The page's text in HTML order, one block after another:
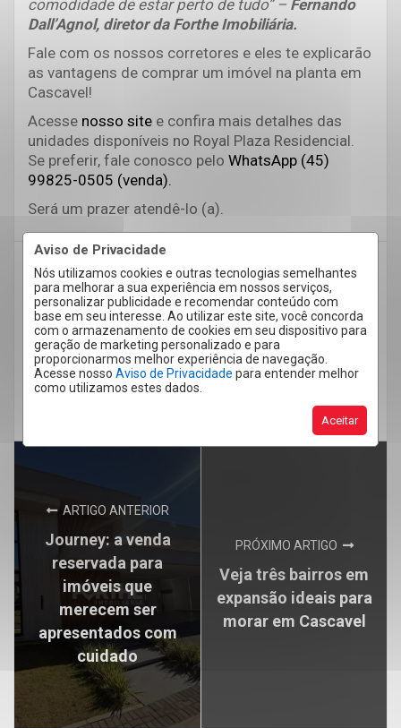
Aviso de Privacidade
Nós utilizamos cookies e outras tecnologias semelhantes
para melhorar a sua experiência em nossos serviços,
personalizar publicidade e recomendar conteúdo com
base em seu interesse. Ao utilizar este site, você concorda
com o armazenamento de cookies em seu dispositivo para
geração de marketing personalizado e para
proporcionarmos melhor experiência de navegação.
Acesse nosso Aviso de Privacidade para entender melhor
como utilizamos estes dados.
Aceitar
comodidade de estar perto de tudo” – Fernando
Dall’Agnol, diretor da Forthe Imobiliária.
Fale com os nossos corretores e eles te explicarão
as vantagens de comprar um imóvel na planta em
Cascavel!
Acesse nosso site e confira mais detalhes das
unidades disponíveis no Royal Plaza Residencial.
Se preferir, fale conosco pelo WhatsApp (45)
99825-0505 (venda).
Será um prazer atendê-lo (a).
Comprar Imóvel Comprar imóvel em Cascavel
Empreendimento imobiliário
Empreendimento imobiliário em Cascavel
Forthe Imobiliária em Cascavel
Imobiliária Forthe Mercado imobiliário
ARTIGO ANTERIOR
Journey: a venda
reservada para
imóveis que
merecem ser
apresentados com
cuidado
PRÓXIMO ARTIGO
Veja três bairros em
expansão ideais para
morar em Cascavel